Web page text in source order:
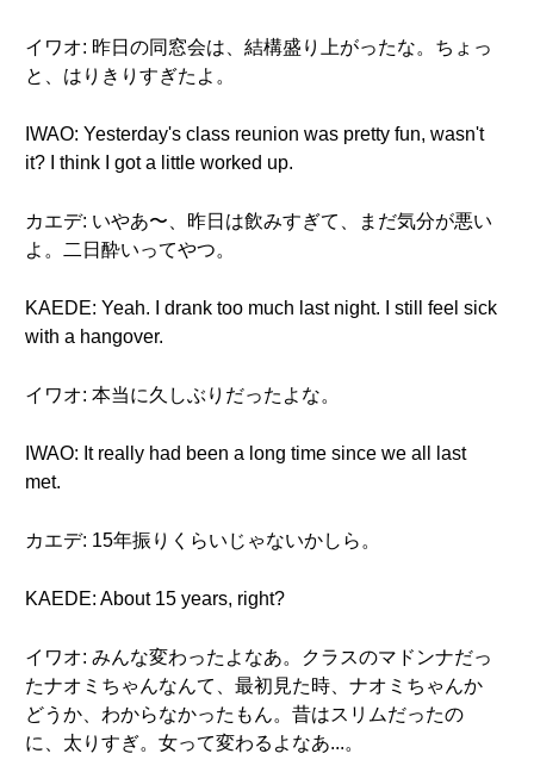
イワオ: 昨日の同窓会は、結構盛り上がったな。ちょっ
と、はりきりすぎたよ。
IWAO: Yesterday's class reunion was pretty fun, wasn't
it? I think I got a little worked up.
カエデ: いやあ〜、昨日は飲みすぎて、まだ気分が悪い
よ。二日酔いってやつ。
KAEDE: Yeah. I drank too much last night. I still feel sick
with a hangover.
イワオ: 本当に久しぶりだったよな。
IWAO: It really had been a long time since we all last
met.
カエデ: 15年振りくらいじゃないかしら。
KAEDE: About 15 years, right?
イワオ: みんな変わったよなあ。クラスのマドンナだっ
たナオミちゃんなんて、最初見た時、ナオミちゃんか
どうか、わからなかったもん。昔はスリムだったの
に、太りすぎ。女って変わるよなあ...。